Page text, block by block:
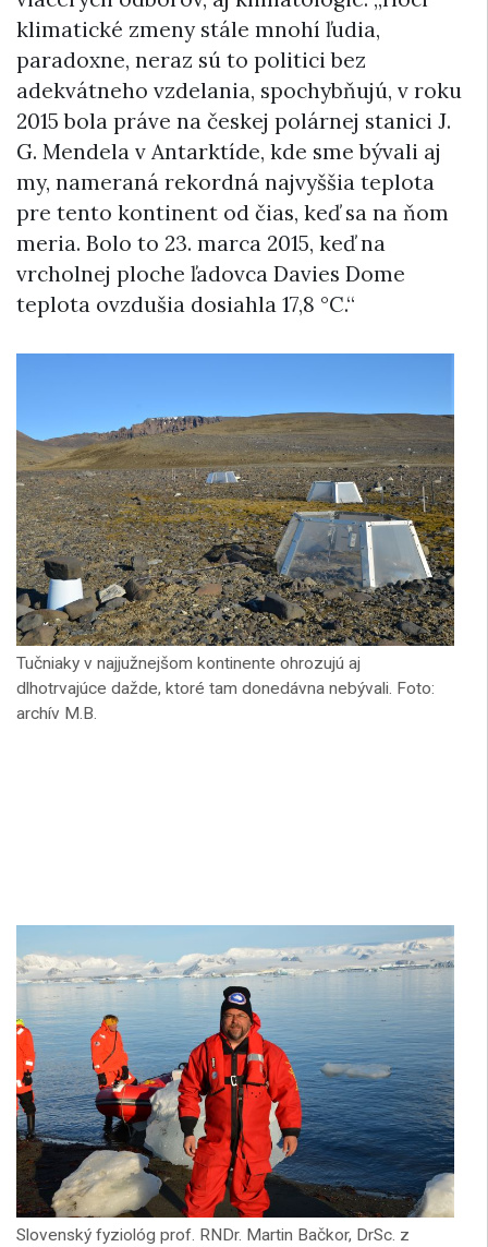
klimatické zmeny stále mnohí ľudia,
paradoxne, neraz sú to politici bez
adekvátneho vzdelania, spochybňujú, v roku
2015 bola práve na českej polárnej stanici J.
G. Mendela v Antarktíde, kde sme bývali aj
my, nameraná rekordná najvyššia teplota
pre tento kontinent od čias, keď sa na ňom
meria. Bolo to 23. marca 2015, keď na
vrcholnej ploche ľadovca Davies Dome
teplota ovzdušia dosiahla 17,8 °C.“
Tučniaky v najjužnejšom kontinente ohrozujú aj
dlhotrvajúce dažde, ktoré tam donedávna nebývali. Foto:
archív M.B.
Slovenský fyziológ prof. RNDr. Martin Bačkor, DrSc. z